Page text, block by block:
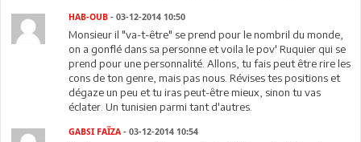
HAB-OUB - 03-12-2014 10:50
Monsieur il "va-t-être" se prend pour le nombril du monde,
on a gonflé dans sa personne et voila le pov' Ruquier qui se
prend pour une personnalité. Allons, tu fais peut être rire les
cons de ton genre, mais pas nous. Révises tes positions et
dégaze un peu et tu iras peut-être mieux, sinon tu vas
éclater. Un tunisien parmi tant d'autres.
GABSI FAÏZA - 03-12-2014 10:54